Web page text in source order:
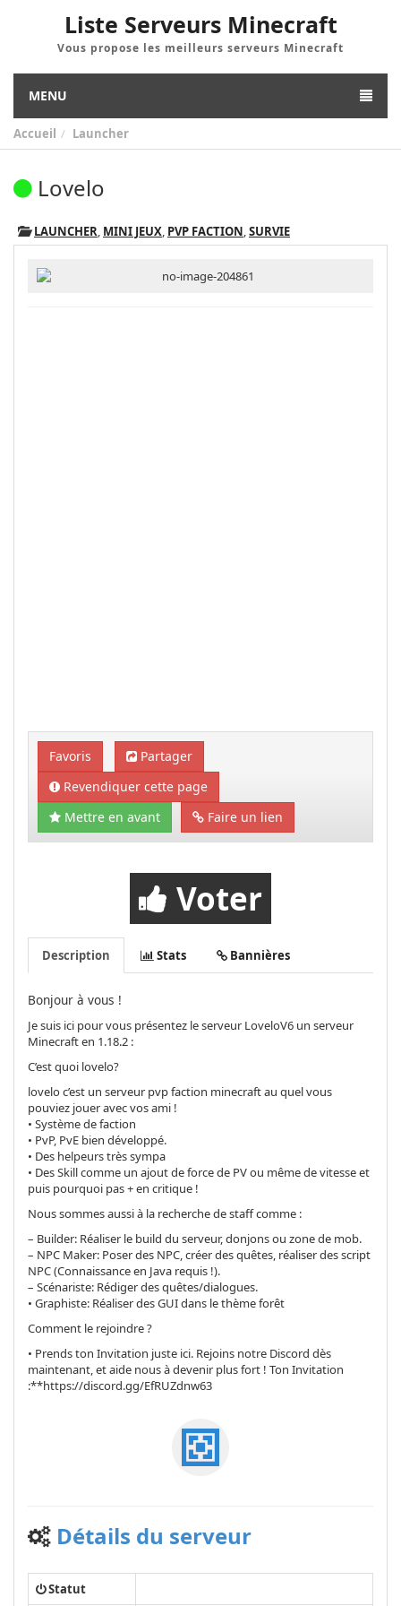
Liste Serveurs Minecraft
Vous propose les meilleurs serveurs Minecraft
MENU
Accueil Launcher
Lovelo
LAUNCHER, MINI JEUX, PVP FACTION,SURVIE
Favoris
Partager
Revendiquer cette page
Mettre en avant
Faire un lien
Voter
Description Stats Bannières
Bonjour à vous !
Je suis ici pour vous présentez le serveur LoveloV6 un serveur
Minecraft en 1.18.2 :
C’est quoi lovelo?
lovelo c’est un serveur pvp faction minecraft au quel vous
pouviez jouer avec vos ami !
• Système de faction
• PvP, PvE bien développé.
• Des helpeurs très sympa
• Des Skill comme un ajout de force de PV ou même de vitesse et
puis pourquoi pas + en critique !
Nous sommes aussi à la recherche de staff comme :
– Builder: Réaliser le build du serveur, donjons ou zone de mob.
– NPC Maker: Poser des NPC, créer des quêtes, réaliser des script
NPC (Connaissance en Java requis !).
– Scénariste: Rédiger des quêtes/dialogues.
• Graphiste: Réaliser des GUI dans le thème forêt
Comment le rejoindre ?
• Prends ton Invitation juste ici. Rejoins notre Discord dès
maintenant, et aide nous à devenir plus fort ! Ton Invitation
:**https://discord.gg/EfRUZdnw63
Détails du serveur
Statut